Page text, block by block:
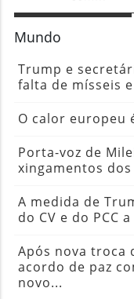
Mundo
Trump e
falta de mísseis
O calor europeu
Porta-voz de
xingamentos
A medida de
do CV e do PCC
Após nova troca
acordo de paz
novo...